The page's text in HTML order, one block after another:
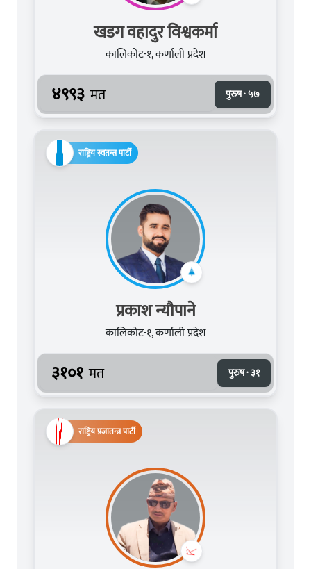
खडग वहादुर विश्वकर्मा
कालिकोट-१, कर्णाली प्रदेश
४९९३ मत पुरुष · ५७
राष्ट्रिय स्वतन्त्र पार्टी
प्रकाश न्यौपाने
कालिकोट-१, कर्णाली प्रदेश
३१०१ मत पुरुष · ३१
राष्ट्रिय प्रजातन्त्र पार्टी